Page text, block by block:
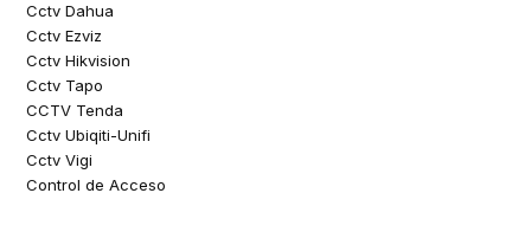
Cctv Dahua
Cctv Ezviz
Cctv Hikvision
Cctv Tapo
CCTV Tenda
Cctv Ubiqiti-Unifi
Cctv Vigi
Control de Acceso